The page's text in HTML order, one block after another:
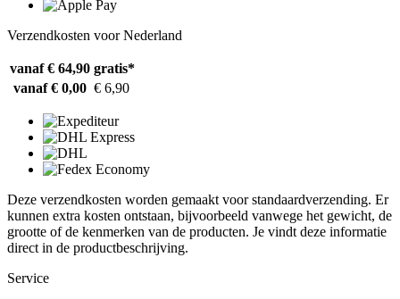
Verzendkosten voor Nederland
vanaf € 64,90 gratis*
vanaf € 0,00 € 6,90
Deze verzendkosten worden gemaakt voor standaardverzending. Er
kunnen extra kosten ontstaan, bijvoorbeeld vanwege het gewicht, de
grootte of de kenmerken van de producten. Je vindt deze informatie
direct in de productbeschrijving.
Service